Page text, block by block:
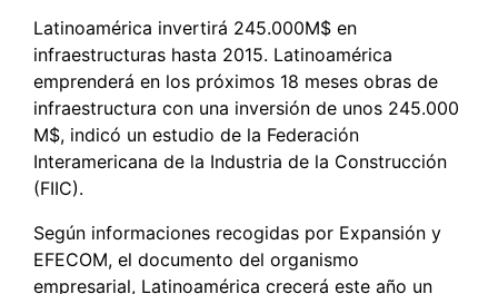
Latinoamérica invertirá 245.000M$ en
infraestructuras hasta 2015. Latinoamérica
emprenderá en los próximos 18 meses obras de
infraestructura con una inversión de unos 245.000
M$, indicó un estudio de la Federación
Interamericana de la Industria de la Construcción
(FIIC).
Según informaciones recogidas por Expansión y
EFECOM, el documento del organismo
empresarial, Latinoamérica crecerá este año un